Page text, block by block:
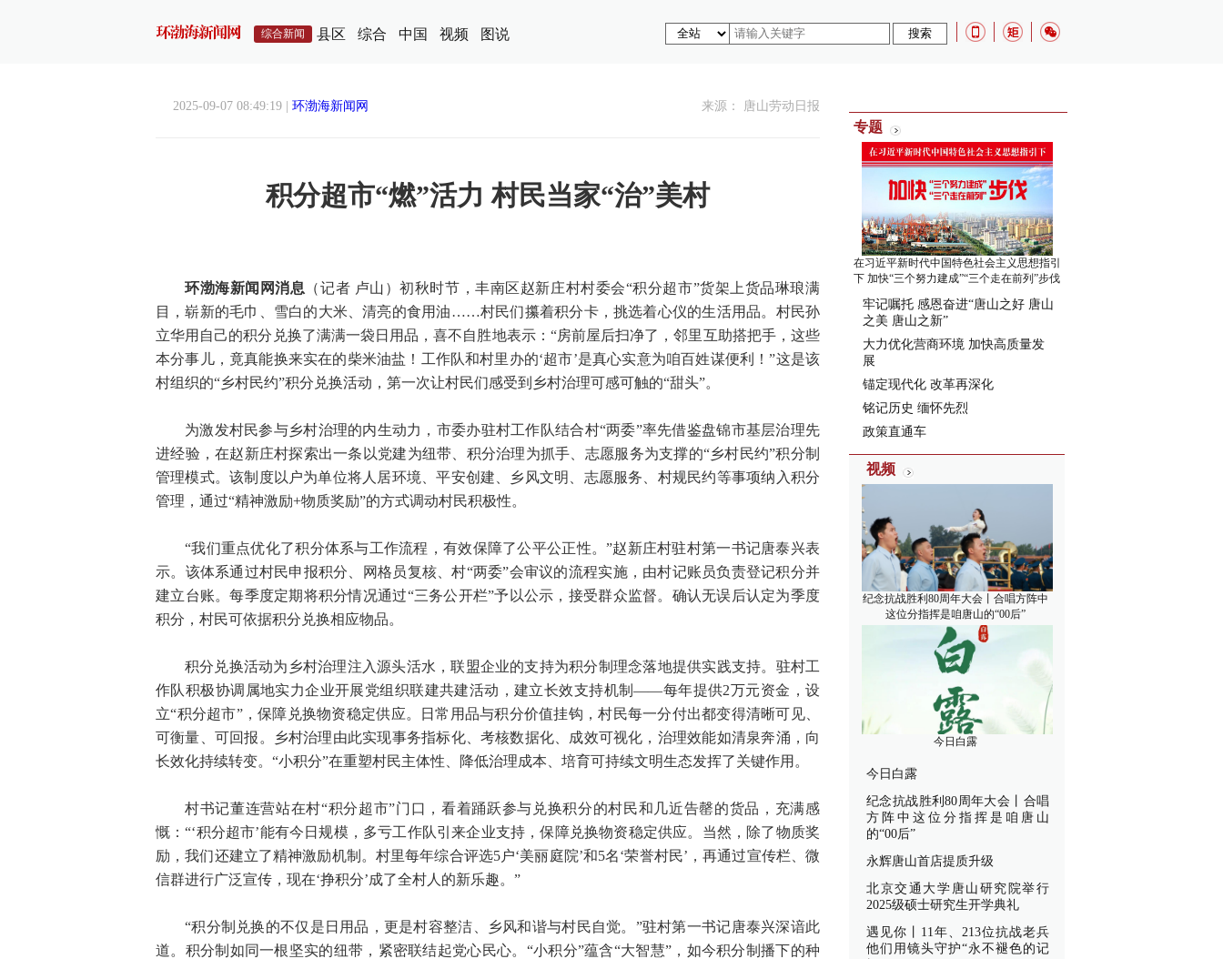
综合新闻 县区 综合 中国 视频 图说
2025-09-07 08:49:19 | 环渤海新闻网 来源： 唐山劳动日报
积分超市“燃”活力 村民当家“治”美村
环渤海新闻网消息 （记者 卢山）初秋时节，丰南区赵新庄村村委会“积分超市”货架上货品琳琅满
目，崭新的毛巾、雪白的大米、清亮的食用油……村民们攥着积分卡，挑选着心仪的生活用品。村民孙
立华用自己的积分兑换了满满一袋日用品，喜不自胜地表示：“房前屋后扫净了，邻里互助搭把手，这些
本分事儿，竟真能换来实在的柴米油盐！工作队和村里办的‘超市’是真心实意为咱百姓谋便利！”这是该
村组织的“乡村民约”积分兑换活动，第一次让村民们感受到乡村治理可感可触的“甜头”。
为激发村民参与乡村治理的内生动力，市委办驻村工作队结合村“两委”率先借鉴盘锦市基层治理先
进经验，在赵新庄村探索出一条以党建为纽带、积分治理为抓手、志愿服务为支撑的“乡村民约”积分制
管理模式。该制度以户为单位将人居环境、平安创建、乡风文明、志愿服务、村规民约等事项纳入积分
管理，通过“精神激励+物质奖励”的方式调动村民积极性。
“我们重点优化了积分体系与工作流程，有效保障了公平公正性。”赵新庄村驻村第一书记唐泰兴表
示。该体系通过村民申报积分、网格员复核、村“两委”会审议的流程实施，由村记账员负责登记积分并
建立台账。每季度定期将积分情况通过“三务公开栏”予以公示，接受群众监督。确认无误后认定为季度
积分，村民可依据积分兑换相应物品。
积分兑换活动为乡村治理注入源头活水，联盟企业的支持为积分制理念落地提供实践支持。驻村工
作队积极协调属地实力企业开展党组织联建共建活动，建立长效支持机制——每年提供2万元资金，设
立“积分超市”，保障兑换物资稳定供应。日常用品与积分价值挂钩，村民每一分付出都变得清晰可见、
可衡量、可回报。乡村治理由此实现事务指标化、考核数据化、成效可视化，治理效能如清泉奔涌，向
长效化持续转变。“小积分”在重塑村民主体性、降低治理成本、培育可持续文明生态发挥了关键作用。
村书记董连营站在村“积分超市”门口，看着踊跃参与兑换积分的村民和几近告罄的货品，充满感
慨：“‘积分超市’能有今日规模，多亏工作队引来企业支持，保障兑换物资稳定供应。当然，除了物质奖
励，我们还建立了精神激励机制。村里每年综合评选5户‘美丽庭院’和5名‘荣誉村民’，再通过宣传栏、微
信群进行广泛宣传，现在‘挣积分’成了全村人的新乐趣。”
“积分制兑换的不仅是日用品，更是村容整洁、乡风和谐与村民自觉。”驻村第一书记唐泰兴深谙此
道。积分制如同一根坚实的纽带，紧密联结起党心民心。“小积分”蕴含“大智慧”，如今积分制播下的种
专题
在习近平新时代中国特色社会主义思想指引
下 加快“三个努力建成”“三个走在前列”步伐
牢记嘱托 感恩奋进“唐山之好 唐山
之美 唐山之新”
大力优化营商环境 加快高质量发
展
锚定现代化 改革再深化
铭记历史 缅怀先烈
政策直通车
视频
纪念抗战胜利80周年大会丨合唱方阵中
这位分指挥是咱唐山的“00后”
今日白露
今日白露
纪念抗战胜利80周年大会丨合唱
方阵中这位分指挥是咱唐山
的“00后”
永辉唐山首店提质升级
北京交通大学唐山研究院举行
2025级硕士研究生开学典礼
遇见你丨11年、213位抗战老兵
他们用镜头守护“永不褪色的记